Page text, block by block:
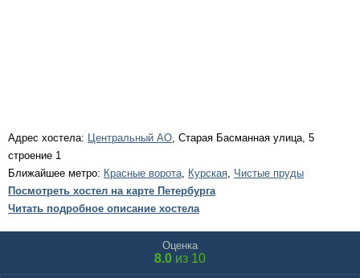
Адрес хостела: Центральный АО, Старая Басманная улица, 5
строение 1
Ближайшее метро: Красные ворота, Курская, Чистые пруды
Посмотреть хостел на карте Петербурга
Читать подробное описание хостела
Оценка
8.0 из 10